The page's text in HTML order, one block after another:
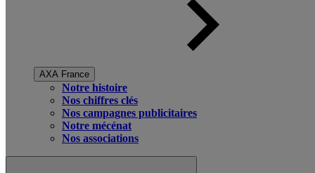
AXA France
Notre histoire
Nos chiffres clés
Nos campagnes publicitaires
Notre mécénat
Nos associations